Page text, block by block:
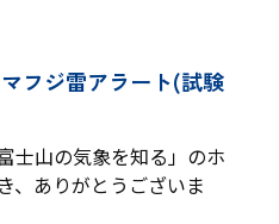
フジ雷アラート(試験
士山の気象を知る」のホ
、ありがとうございま